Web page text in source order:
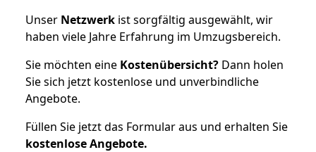
Unser Netzwerk ist sorgfältig ausgewählt, wir
haben viele Jahre Erfahrung im Umzugsbereich.
Sie möchten eine Kostenübersicht? Dann holen
Sie sich jetzt kostenlose und unverbindliche
Angebote.
Füllen Sie jetzt das Formular aus und erhalten Sie
kostenloseAngebote.